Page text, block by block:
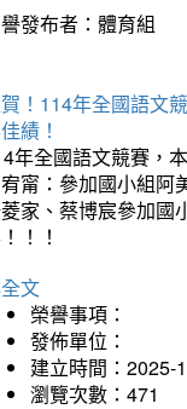
發布者：體育組
！114年全國語文
績！
年全國語文競賽，
甯：參加國小組阿
家、蔡博宸參加國
！！
文
榮譽事項：
發佈單位：
建立時間：2025-
瀏覽次數：471